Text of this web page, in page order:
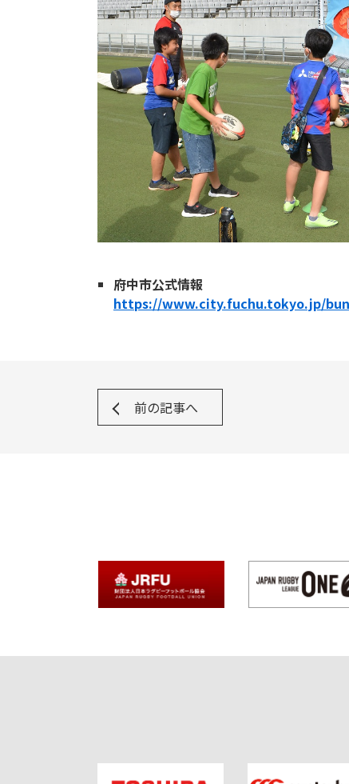
府中市公式情報
https://www.city.fuchu.tokyo.jp/
前の記事へ